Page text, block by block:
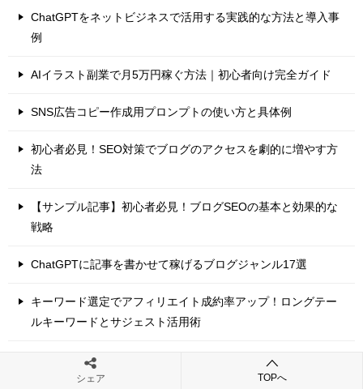
ChatGPTをネットビジネスで活用する実践的な方法と導入事
例
AIイラスト副業で月5万円稼ぐ方法｜初心者向け完全ガイド
SNS広告コピー作成用プロンプトの使い方と具体例
初心者必見！SEO対策でブログのアクセスを劇的に増やす方
法
【サンプル記事】初心者必見！ブログSEOの基本と効果的な
戦略
ChatGPTに記事を書かせて稼げるブログジャンル17選
キーワード選定でアフィリエイト成約率アップ！ロングテー
ルキーワードとサジェスト活用術
ツイッターを本格的にはじめました。
シェア TOPへ